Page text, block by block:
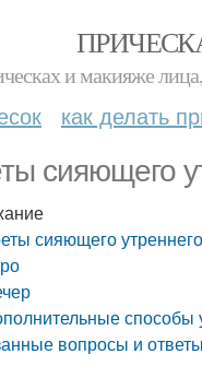
и макияже
как делать
сияющего
сияющего
способы
вопросы и ответы